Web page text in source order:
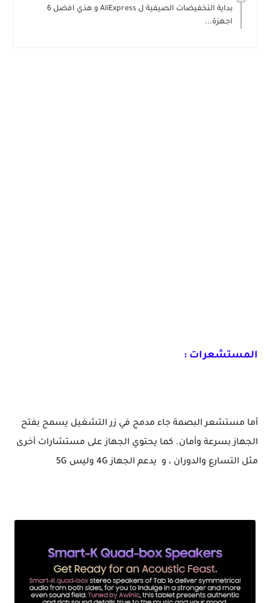
بداية التخفيضات الصيفية ل AliExpress و هذي افضل 6
اجهزة...
المستشعرات :
أما مستشعر البصمة جاء مدمج في زر التشغيل يسمح بفتح
الجهاز بسرعة وأمان. كما يحتوي الجهاز على مستشارات أخرى
مثل التسارع والدوران ، و يدعم الجهاز 4G وليس 5G